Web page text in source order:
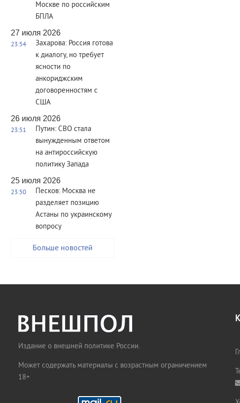
Москве по российским
БПЛА
27 июля 2026
23:54
Захарова: Россия готова
к диалогу, но требует
ясности по
анкориджским
договоренностям с
США
26 июля 2026
23:51
Путин: СВО стала
вынужденным ответом
на антироссийскую
политику Запада
25 июля 2026
23:50
Песков: Москва не
разделяет позицию
Астаны по украинскому
вопросу
Больше новостей
Издание о внешней политике России.
Может содержать материалы с возрастным ограничением
18+